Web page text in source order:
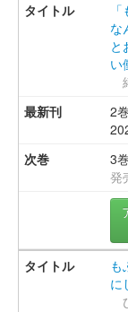
な
と
い
2巻
3巻
発
も
に